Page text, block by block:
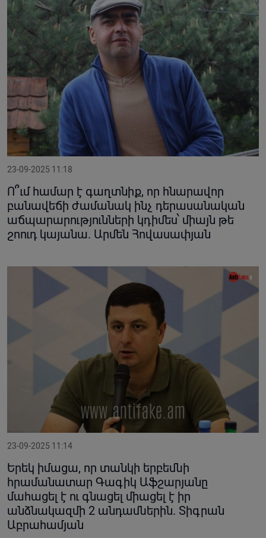
23-09-2025 11:18
Ո՞ւմ համար է գաղտնիք, որ հնարավոր
բանավեճի ժամանակ ինչ դերասանական
աճպարարությունների կդիմես՝ միայն թե
շոուդ կայանա. Արմեն Հովասափյան
23-09-2025 11:14
Երեկ իմացա, որ տանկի երբեմնի
հրամանատար Գագիկ Աֆշարյանը
մահացել է ու գնացել միացել է իր
անձնակազմի 2 անդամներին. Տիգրան
Աբրահամյան